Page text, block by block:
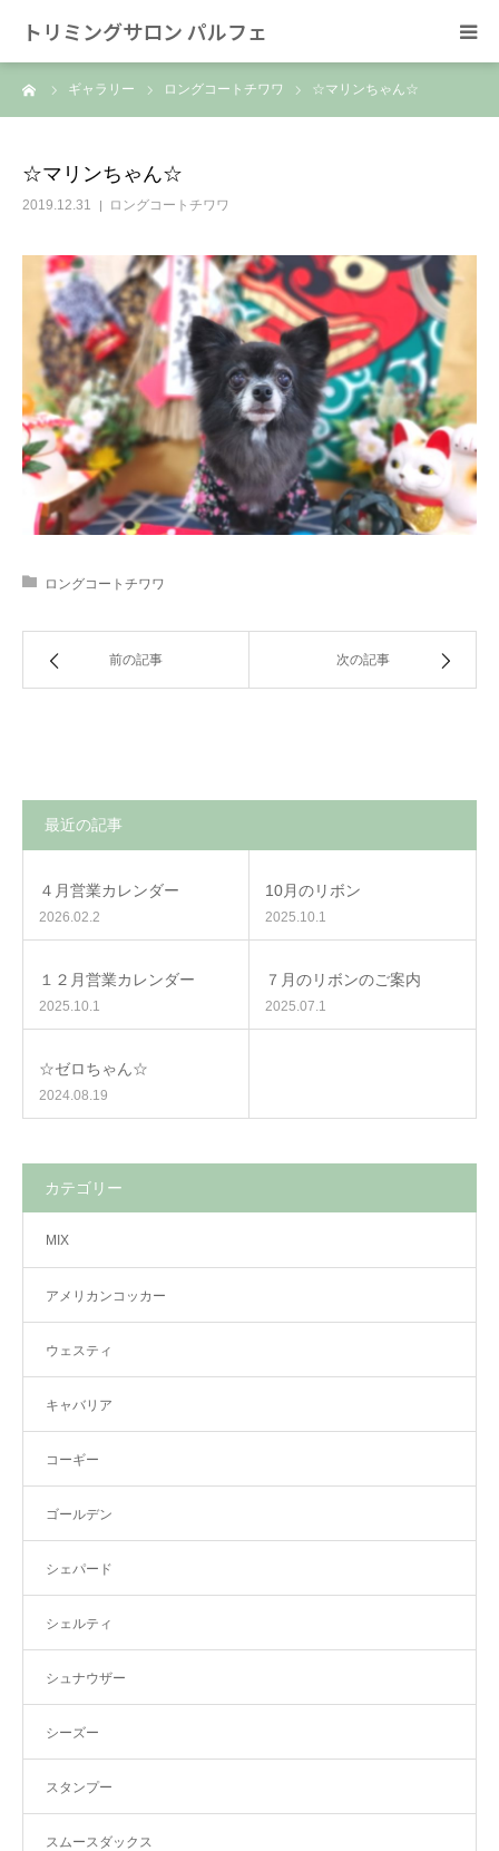
トリミングサロン パルフェ
ギャラリー ロングコートチワワ ☆マリンちゃん☆
☆マリンちゃん☆
2019.12.31 ロングコートチワワ
ロングコートチワワ
前の記事 次の記事
最近の記事
４月営業カレンダー
2026.02.2
10月のリボン
2025.10.1
１２月営業カレンダー
2025.10.1
７月のリボンのご案内
2025.07.1
☆ゼロちゃん☆
2024.08.19
カテゴリー
MIX
アメリカンコッカー
ウェスティ
キャバリア
コーギー
ゴールデン
シェパード
シェルティ
シュナウザー
シーズー
スタンプー
スムースダックス
HOME
スタッフ
SNS/リンク